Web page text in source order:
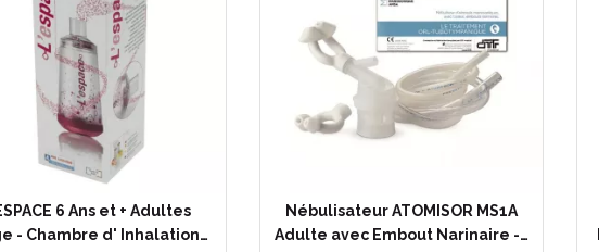
6 Ans et + Adultes
- Chambre d' Inhalation…
Nébulisateur ATOMISOR MS1A
Adulte avec Embout Narinaire -…